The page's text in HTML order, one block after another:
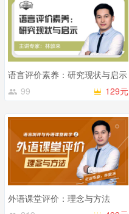
语言评价素养：研究现状与启示
99
129元
外语课堂评价：理念与方法